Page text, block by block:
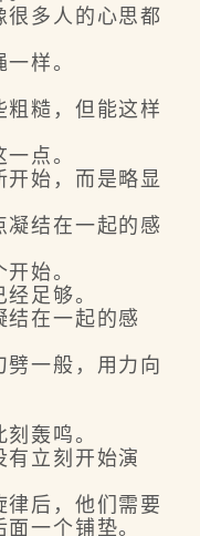
多人的心思都
样。
糙，但能这样
点。
始，而是略显
结在一起的感
始。
足够。
在一起的感
一般，用力向
轰鸣。
立刻开始演
后，他们需要
一个铺垫。